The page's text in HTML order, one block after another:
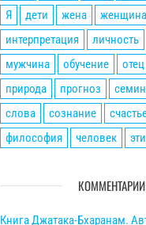
Я
дети жена женщина
интерпретация
личность
мужчина
обучение отец
природа
прогноз
слова
сознание
философия
человек
Книга Джатака-Бхаранам.